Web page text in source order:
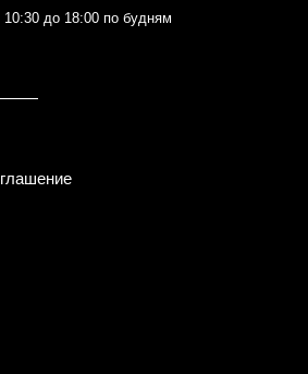
10:30 до 18:00 по будням